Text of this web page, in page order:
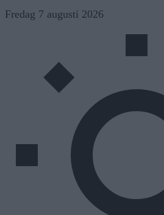
Skip
Fredag 7 augusti 2026